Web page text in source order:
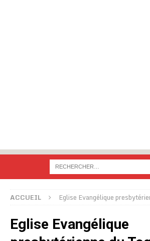
ACCUEIL Eglise Evangélique
Eglise Evangélique